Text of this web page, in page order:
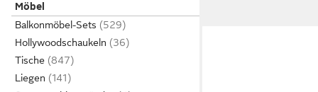
Möbel
Balkonmöbel-Sets
Hollywoodschaukeln
Tische
Liegen